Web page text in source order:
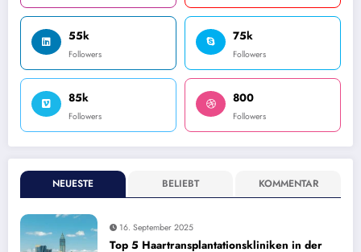
55k
Followers
75k
Followers
85k
Followers
800
Followers
NEUESTE BELIEBT KOMMENTAR
16. September 2025
Top 5 Haartransplantationskliniken in der